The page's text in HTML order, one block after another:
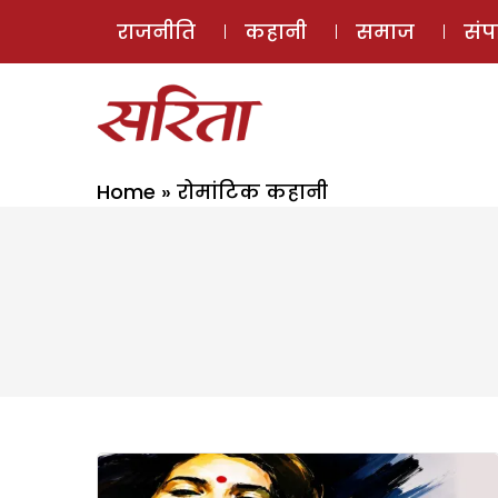
राजनीति कहानी समाज
Home » रोमांटिक कहानी